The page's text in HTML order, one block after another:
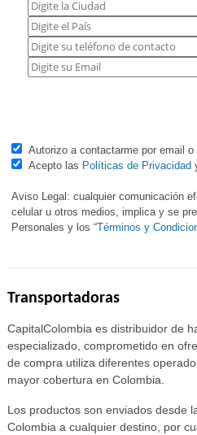
Autorizo a contactarme por email
Acepto las Políticas de Privacidad
Aviso Legal: cualquier comunicación
celular u otros medios, implica y se
Personales y los “Términos y
Transportadoras
CapitalColombia es distribuidor de
especializado, comprometido en
de compra utiliza diferentes
mayor cobertura en Colombia.
Los productos son enviados desde
Colombia a cualquier destino, por